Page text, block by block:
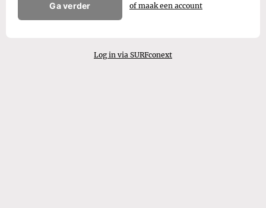
Ga verder of maak een account
Log in via SURFconext